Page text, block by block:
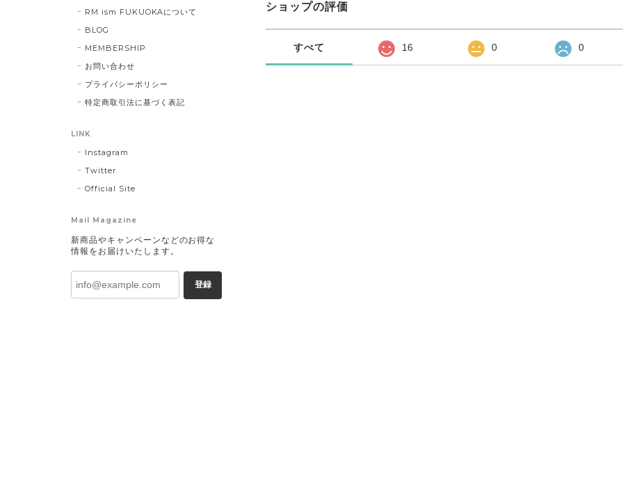
ショップの評価
すべて 16 0 0
RM ism FUKUOKAについて
BLOG
MEMBERSHIP
お問い合わせ
プライバシーポリシー
特定商取引法に基づく表記
LINK
Instagram
Twitter
Official Site
Mail Magazine
新商品やキャンペーンなどのお得な
情報をお届けいたします。
登録